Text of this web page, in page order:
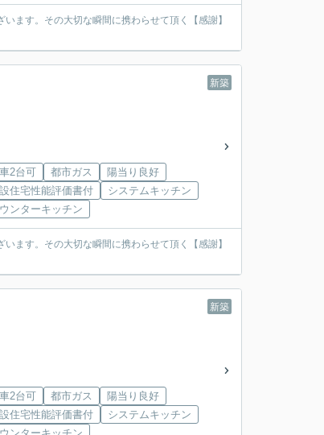
ます。その大切な瞬間に携わらせて頂く【感謝】
新築
2台可 都市ガス
陽当り良好
住宅性能評価書付
システムキッチン
ンターキッチン
ます。その大切な瞬間に携わらせて頂く【感謝】
新築
2台可 都市ガス
陽当り良好
住宅性能評価書付
システムキッチン